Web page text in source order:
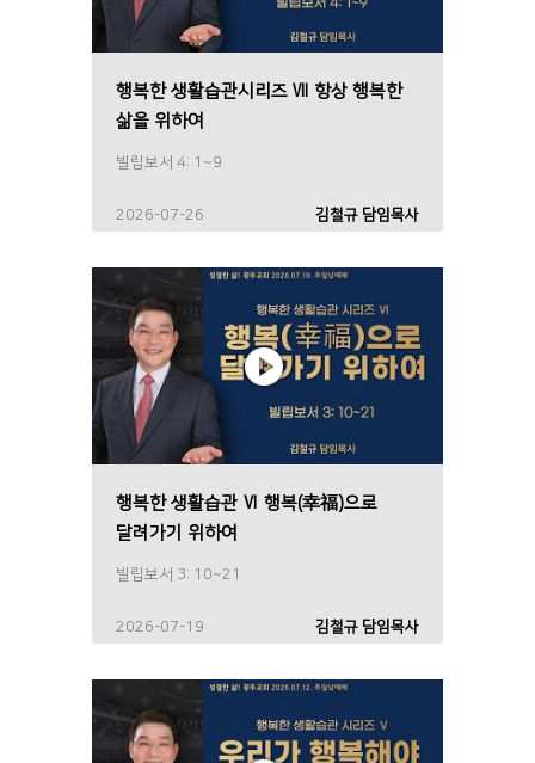
행복한 생활습관시리즈 Ⅶ 항상 행복한
삶을 위하여
빌립보서 4: 1~9
2026-07-26 김철규 담임목사
행복한 생활습관 Ⅵ 행복(幸福)으로
달려가기 위하여
빌립보서 3: 10~21
2026-07-19 김철규 담임목사